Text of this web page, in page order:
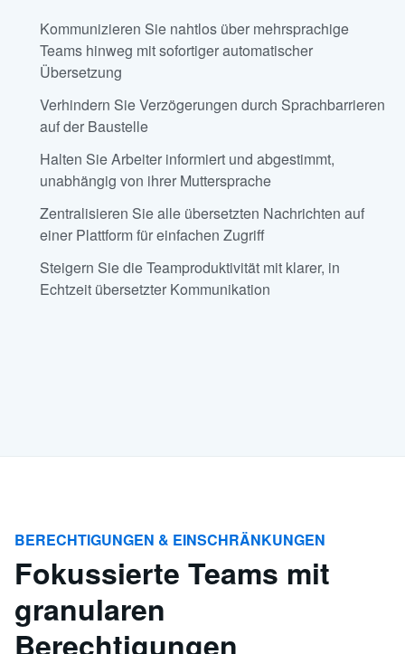
Kommunizieren Sie nahtlos über mehrsprachige
Teams hinweg mit sofortiger automatischer
Übersetzung
Verhindern Sie Verzögerungen durch Sprachbarrieren
auf der Baustelle
Halten Sie Arbeiter informiert und abgestimmt,
unabhängig von ihrer Muttersprache
Zentralisieren Sie alle übersetzten Nachrichten auf
einer Plattform für einfachen Zugriff
Steigern Sie die Teamproduktivität mit klarer, in
Echtzeit übersetzter Kommunikation
BERECHTIGUNGEN & EINSCHRÄNKUNGEN
Fokussierte Teams mit
granularen
Berechtigungen